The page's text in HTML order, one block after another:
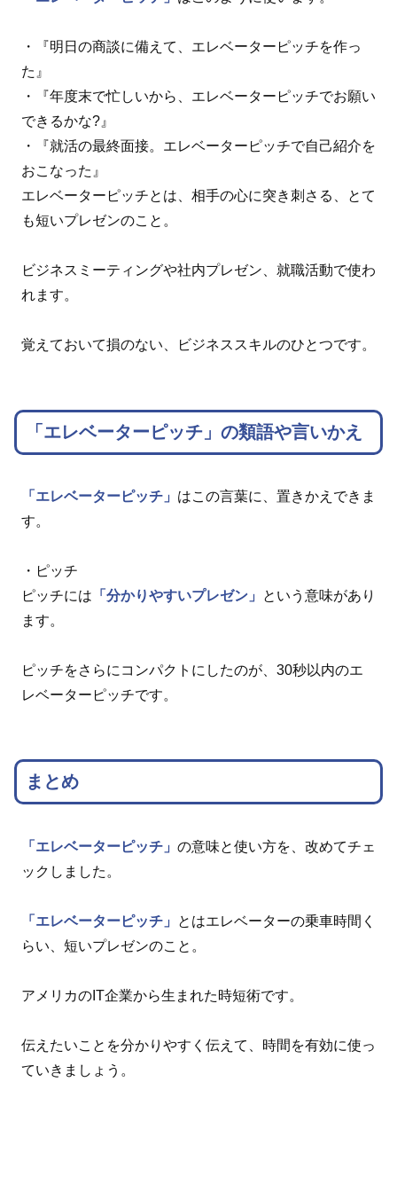
・『明日の商談に備えて、エレベーターピッチを作っ
た』
・『年度末で忙しいから、エレベーターピッチでお願い
できるかな?』
・『就活の最終面接。エレベーターピッチで自己紹介を
おこなった』
エレベーターピッチとは、相手の心に突き刺さる、とて
も短いプレゼンのこと。
ビジネスミーティングや社内プレゼン、就職活動で使わ
れます。
覚えておいて損のない、ビジネススキルのひとつです。
「エレベーターピッチ」の類語や言いかえ
「エレベーターピッチ」 はこの言葉に、置きかえできま
す。
・ピッチ
ピッチには 「分かりやすいプレゼン」
という意味があり
ます。
ピッチをさらにコンパクトにしたのが、30秒以内のエ
レベーターピッチです。
まとめ
「エレベーターピッチ」 の意味と使い方を、改めてチェ
ックしました。
「エレベーターピッチ」
とはエレベーターの乗車時間く
らい、短いプレゼンのこと。
アメリカのIT企業から生まれた時短術です。
伝えたいことを分かりやすく伝えて、時間を有効に使っ
ていきましょう。